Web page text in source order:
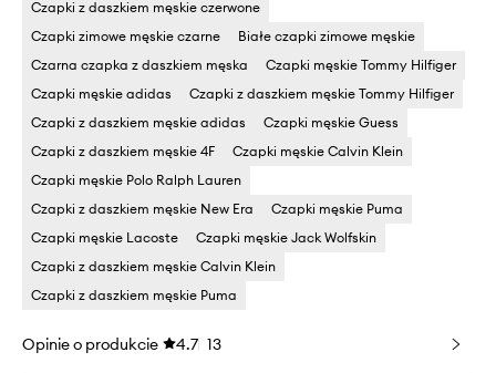
Czapki z daszkiem męskie czerwone
Czapki zimowe męskie czarne
Białe czapki zimowe męskie
Czarna czapka z daszkiem męska
Czapki męskie Tommy Hilfiger
Czapki męskie adidas
Czapki z daszkiem męskie Tommy Hilfiger
Czapki z daszkiem męskie adidas
Czapki męskie Guess
Czapki z daszkiem męskie 4F
Czapki męskie Calvin Klein
Czapki męskie Polo Ralph Lauren
Czapki z daszkiem męskie New Era
Czapki męskie Puma
Czapki męskie Lacoste
Czapki męskie Jack Wolfskin
Czapki z daszkiem męskie Calvin Klein
Czapki z daszkiem męskie Puma
Opinie o produkcie 4.7 13